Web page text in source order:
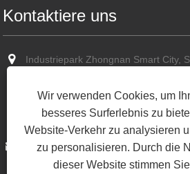
Kontaktiere uns
Industriepark Zhongnan Smart City,
+86-13773587351
sun@cn-hvps.com
Wir verwenden Cookies, um
besseres Surferlebnis zu
Website-Verkehr zu analysieren
zu personalisieren. Durch die
dieser Website stimmen